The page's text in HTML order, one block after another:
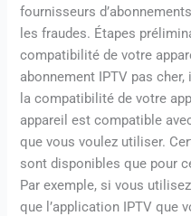
fournisseurs
les fraudes. Étapes
compatibilité de votre
abonnement IPTV pas
la compatibilité de votre
appareil est compatible
que vous voulez utiliser.
sont disponibles que pour
Par exemple, si vous
que l’application IPTV que